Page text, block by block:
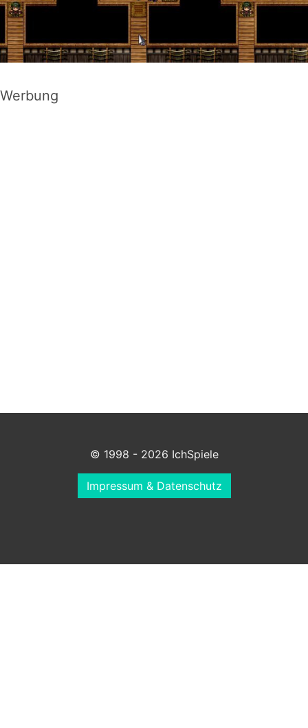
Werbung
© 1998 - 2026 IchSpiele
Impressum & Datenschutz